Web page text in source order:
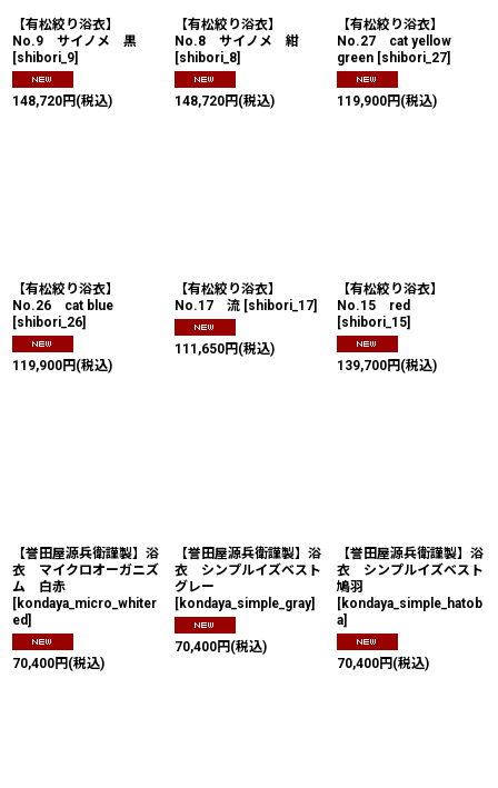
【有松絞り浴衣】
No.9 サイノメ 黒
[shibori_9]
148,720円 (税込)
【有松絞り浴衣】
No.8 サイノメ 紺
[shibori_8]
148,720円 (税込)
【有松絞り浴衣】
No.27 cat yellow
green [shibori_27]
119,900円 (税込)
【有松絞り浴衣】
No.26 cat blue
[shibori_26]
119,900円 (税込)
【有松絞り浴衣】
No.17 流 [shibori_17]
111,650円 (税込)
【有松絞り浴衣】
No.15 red
[shibori_15]
139,700円 (税込)
【誉田屋源兵衛謹製】浴
衣 マイクロオーガニズ
ム 白赤
[kondaya_micro_whiter
ed]
70,400円 (税込)
【誉田屋源兵衛謹製】浴
衣 シンプルイズベスト
グレー
[kondaya_simple_gray]
70,400円 (税込)
【誉田屋源兵衛謹製】浴
衣 シンプルイズベスト
鳩羽
[kondaya_simple_hatob
a]
70,400円 (税込)